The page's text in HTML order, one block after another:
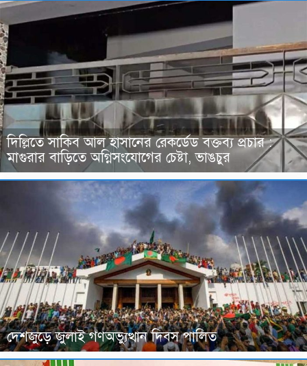
দিল্লিতে সাকিব আল হাসানের রেকর্ডেড বক্তব্য প্রচার :
মাগুরার বাড়িতে অগ্নিসংযোগের চেষ্টা, ভাঙচুর
দেশজুড়ে জুলাই গণঅভ্যুত্থান দিবস পালিত